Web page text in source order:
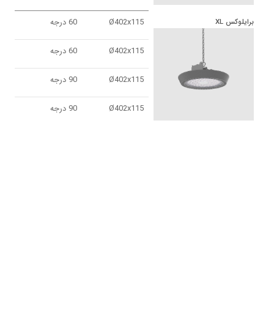
برايلوكس XL Ø402x115 60 درجه
Ø402x115 60 درجه
Ø402x115 90 درجه
Ø402x115 90 درجه